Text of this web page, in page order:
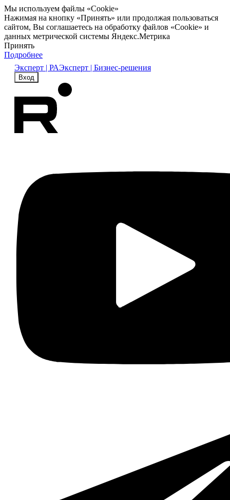
Мы используем файлы «Cookie»
Нажимая на кнопку «Принять» или продолжая пользоваться
сайтом, Вы соглашаетесь на обработку файлов «Cookie» и
данных метрической системы Яндекс.Метрика
Принять
Подробнее
Эксперт | РАЭксперт | Бизнес-решения
Вход